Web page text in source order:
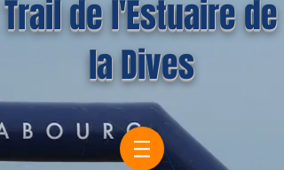
Trail de l'Estuaire de
la Dives